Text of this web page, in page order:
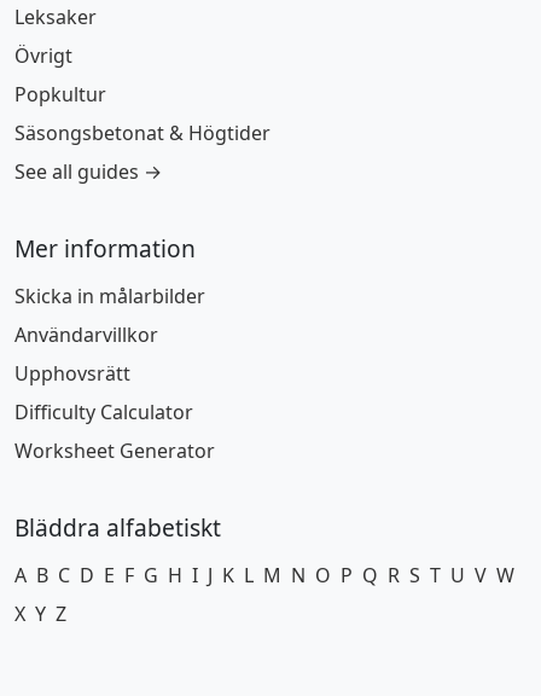
Leksaker
Övrigt
Popkultur
Säsongsbetonat & Högtider
See all guides →
Mer information
Skicka in målarbilder
Användarvillkor
Upphovsrätt
Difficulty Calculator
Worksheet Generator
Bläddra alfabetiskt
A B C D E F G H I J K L M N O P Q R S T U V W
X Y Z